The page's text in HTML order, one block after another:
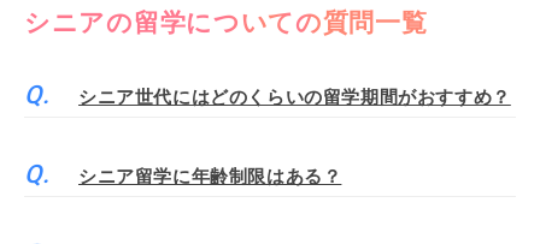
シニアの留学についての質問一覧
シニア世代にはどのくらいの留学期間がおすすめ？
シニア留学に年齢制限はある？